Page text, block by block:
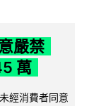
嚴禁
萬
經消費者同意